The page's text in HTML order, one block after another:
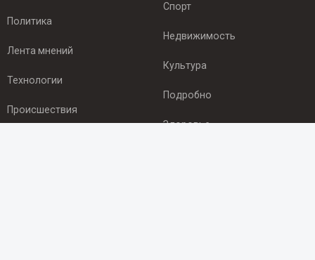
Политика
Лента мнений
Технологии
Происшествия
Спорт
Недвижимость
Культура
Подробно
Здоровье